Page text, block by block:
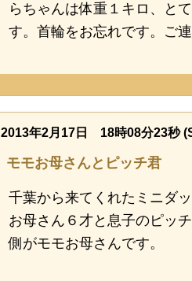
らちゃんは体重１キロ、と
す。首輪をお忘れです。ご
2013年2月17日 18時08分23秒
モモお母さんとピッチ君
千葉から来てくれたミニダ
お母さん６才と息子のピッ
側がモモお母さんです。